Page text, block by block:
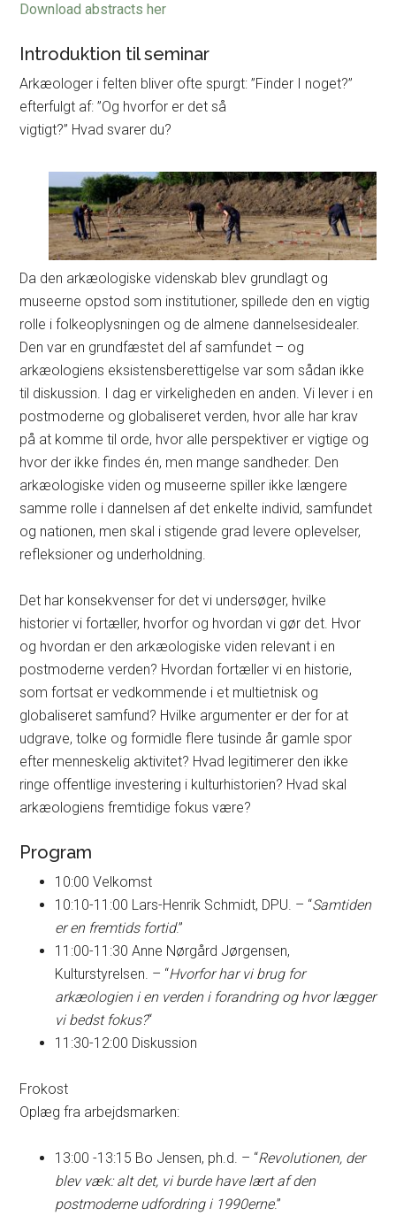
Download abstracts her
Introduktion til seminar
Arkæologer i felten bliver ofte spurgt: ”Finder I noget?”
efterfulgt af: ”Og hvorfor er det så
vigtigt?” Hvad svarer du?
Da den arkæologiske videnskab blev grundlagt og
museerne opstod som institutioner, spillede den en vigtig
rolle i folkeoplysningen og de almene dannelsesidealer.
Den var en grundfæstet del af samfundet – og
arkæologiens eksistensberettigelse var som sådan ikke
til diskussion. I dag er virkeligheden en anden. Vi lever i en
postmoderne og globaliseret verden, hvor alle har krav
på at komme til orde, hvor alle perspektiver er vigtige og
hvor der ikke findes én, men mange sandheder. Den
arkæologiske viden og museerne spiller ikke længere
samme rolle i dannelsen af det enkelte individ, samfundet
og nationen, men skal i stigende grad levere oplevelser,
refleksioner og underholdning.
Det har konsekvenser for det vi undersøger, hvilke
historier vi fortæller, hvorfor og hvordan vi gør det. Hvor
og hvordan er den arkæologiske viden relevant i en
postmoderne verden? Hvordan fortæller vi en historie,
som fortsat er vedkommende i et multietnisk og
globaliseret samfund? Hvilke argumenter er der for at
udgrave, tolke og formidle flere tusinde år gamle spor
efter menneskelig aktivitet? Hvad legitimerer den ikke
ringe offentlige investering i kulturhistorien? Hvad skal
arkæologiens fremtidige fokus være?
Program
10:00 Velkomst
10:10-11:00 Lars-Henrik Schmidt, DPU. – “Samtiden
er en fremtids fortid.”
11:00-11:30 Anne Nørgård Jørgensen,
Kulturstyrelsen. – “Hvorfor har vi brug for
arkæologien i en verden i forandring og hvor lægger
vi bedst fokus?“
11:30-12:00 Diskussion
Frokost
Oplæg fra arbejdsmarken:
13:00 -13:15 Bo Jensen, ph.d. – “Revolutionen, der
blev væk: alt det, vi burde have lært af den
postmoderne udfordring i 1990erne.”